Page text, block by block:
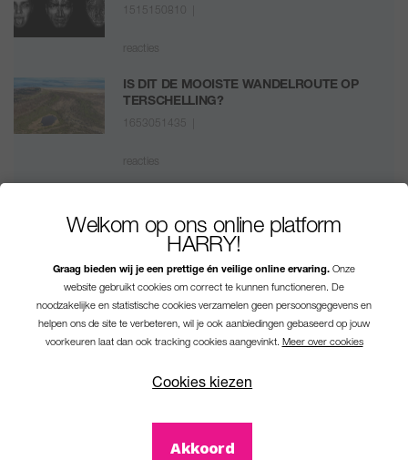
Welkom op ons online platform
HARRY!
Graag bieden wij je een prettige én veilige online ervaring. Onze
website gebruikt cookies om correct te kunnen functioneren. De
noodzakelijke en statistische cookies verzamelen geen persoonsgegevens en
helpen ons de site te verbeteren, wil je ook aanbiedingen gebaseerd op jouw
voorkeuren laat dan ook tracking cookies aangevinkt. Meer over cookies
Cookies kiezen
Akkoord
1515150810 |
reacties
IS DIT DE MOOISTE WANDELROUTE OP
TERSCHELLING?
1653051435 |
reacties
1624016611 |
reacties